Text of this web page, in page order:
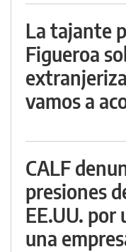
La tajante
Figueroa
vamos a
CALF
presiones
EE.UU. por
una